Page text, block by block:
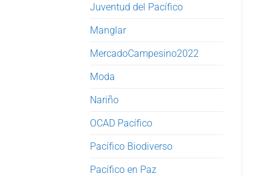
Juventud del Pacífico
Manglar
MercadoCampesino2022
Moda
Nariño
OCAD Pacífico
Pacífico Biodiverso
Pacífico en Paz